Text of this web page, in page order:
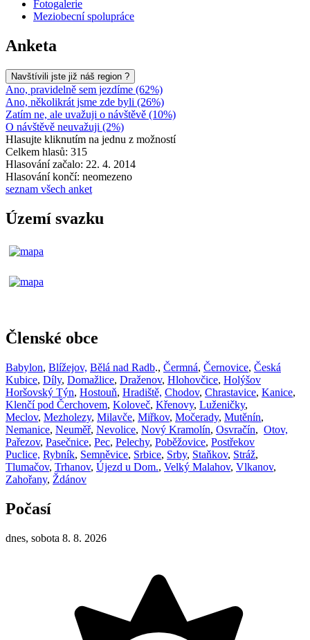
Fotogalerie
Meziobecní spolupráce
Anketa
Navštívili jste již náš region ?
Ano, pravidelně sem jezdíme (62%)
Ano, několikrát jsme zde byli (26%)
Zatím ne, ale uvažuji o návštěvě (10%)
O návštěvě neuvažuji (2%)
Hlasujte kliknutím na jednu z možností
Celkem hlasů: 315
Hlasování začalo: 22. 4. 2014
Hlasování končí: neomezeno
seznam všech anket
Území svazku
Členské obce
Babylon, Blížejov, Bělá nad Radb., Čermná, Černovice, Česká
Kubice, Díly, Domažlice, Draženov, Hlohovčice, Holýšov
Horšovský Týn, Hostouň, Hradiště, Chodov, Chrastavice, Kanice,
Klenčí pod Čerchovem, Koloveč, Křenovy, Luženičky,
Meclov, Mezholezy, Milavče, Miřkov, Močerady, Mutěnín,
Nemanice, Neuměř, Nevolice, Nový Kramolín, Osvračín, Otov,
Pařezov, Pasečnice, Pec, Pelechy, Poběžovice, Postřekov
Puclice, Rybník, Semněvice, Srbice, Srby, Staňkov, Stráž,
Tlumačov, Trhanov, Újezd u Dom., Velký Malahov, Vlkanov,
Zahořany, Ždánov
Počasí
dnes, sobota 8. 8. 2026